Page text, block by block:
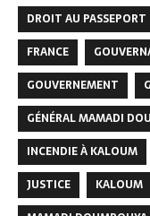
DROIT AU PASSEPORT
FRANCE
GOUVERNEMENT
GÉNÉRAL MAMADI
INCENDIE À KALOUM
JUSTICE
KALOUM